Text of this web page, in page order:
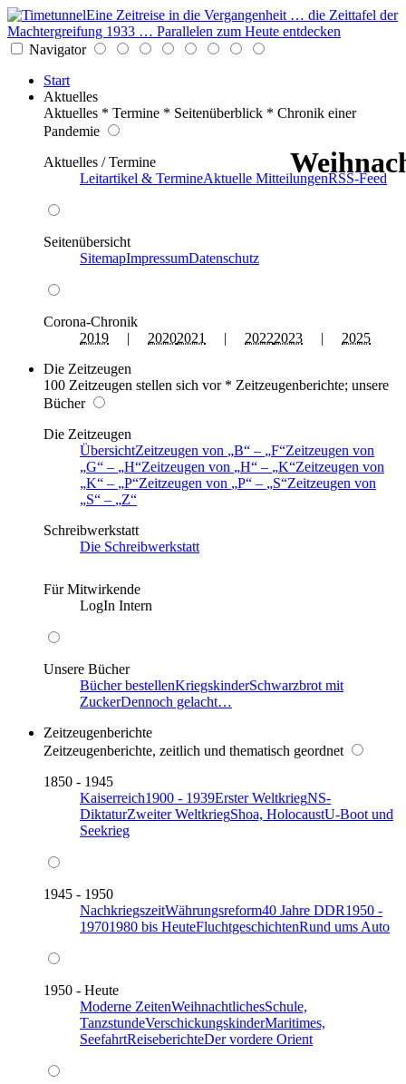
Eine Zeitreise in die Vergangenheit … die Zeittafel der
Machtergreifung 1933 … Parallelen zum Heute entdecken
Navigator
Start
Aktuelles
Aktuelles * Termine * Seitenüberblick * Chronik einer
Pandemie
Aktuelles / Termine
Leitartikel & TermineAktuelle MitteilungenRSS-Feed
Seitenübersicht
SitemapImpressumDatenschutz
Corona-Chronik
2019 | 20202021 | 20222023 | 2025
Die Zeitzeugen
100 Zeitzeugen stellen sich vor * Zeitzeugenberichte; unsere
Bücher
Die Zeitzeugen
ÜbersichtZeitzeugen von B – F Zeitzeugen von
G
– H Zeitzeugen von H – K Zeitzeugen von
K
– P Zeitzeugen von P – S Zeitzeugen von
S
–
Z
Schreibwerkstatt
Die Schreibwerkstatt
Für Mitwirkende
LogIn Intern
Unsere Bücher
Bücher bestellenKriegskinderSchwarzbrot mit
ZuckerDennoch gelacht…
Zeitzeugenberichte
Zeitzeugenberichte, zeitlich und thematisch geordnet
1850 - 1945
Kaiserreich1900 - 1939Erster WeltkriegNS-
DiktaturZweiter WeltkriegShoa, HolocaustU-Boot und
Seekrieg
1945 - 1950
NachkriegszeitWährungsreform40 Jahre DDR1950 -
19701980 bis HeuteFluchtgeschichtenRund ums Auto
1950 - Heute
Moderne ZeitenWeihnachtlichesSchule,
TanzstundeVerschickungskinderMaritimes,
SeefahrtReiseberichteDer vordere Orient